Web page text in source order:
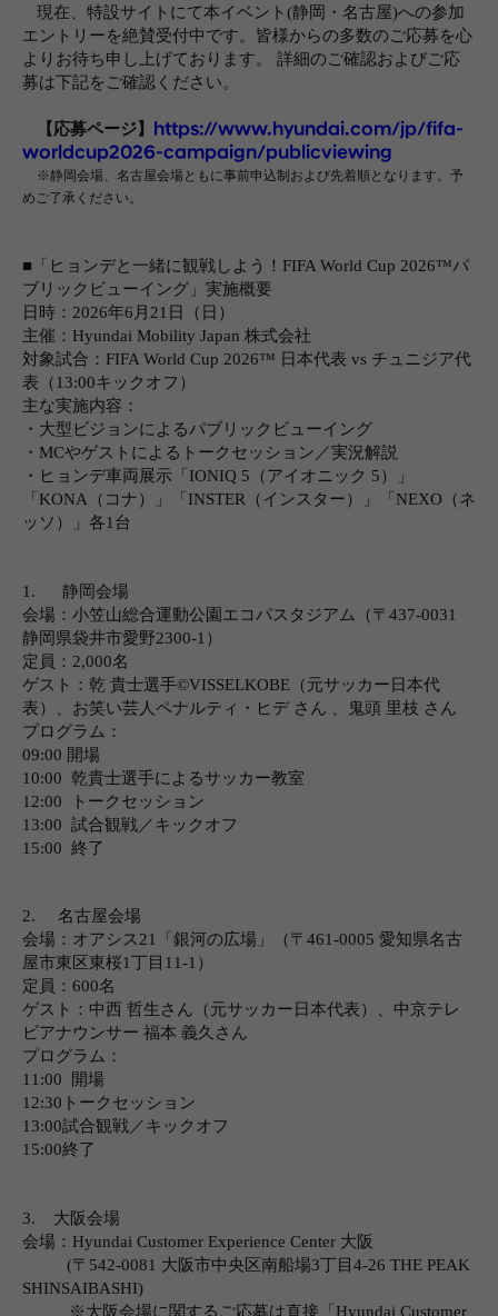
現在、特設サイトにて本イベント(静岡・名古屋)への参加
エントリーを絶賛受付中です。皆様からの多数のご応募を心
よりお待ち申し上げております。 詳細のご確認およびご応
募は下記をご確認ください。
【応募ページ】
https://www.hyundai.com/jp/fifa-
worldcup2026-campaign/publicviewing
※静岡会場、名古屋会場ともに事前申込制および先着順となります。予
めご了承ください。
■「ヒョンデと一緒に観戦しよう！ FIFA World Cup 2026™パ
ブリックビューイング」実施概要
日時： 2026年6 月 21 日（日）
主催： Hyundai Mobility Japan 株式会社
対象試合： FIFA World Cup 2026™ 日本代表 vs チュニジア代
表（13:00キックオフ）
主な実施内容：
・大型ビジョンによるパブリックビューイング
・ MCやゲストによるトークセッション／実況解説
・ヒョンデ車両展示「 IONIQ 5 （アイオニック 5）」
「 KONA （コナ）」「 INSTER （インスター）」「 NEXO （ネ
ッソ）」各1台
1.
静岡会場
会場： 小笠山総合運動公園エコパスタジアム（〒 437-0031
静岡県袋井市愛野2300-1 ）
定員： 2,000名
ゲスト： 乾 貴士選手©︎VISSELKOBE （元サッカー日本代
表）、お笑い芸人ペナルティ・ヒデ さん 、鬼頭 里枝 さん
プログラム：
09:00 開場
10:00 乾貴士選手によるサッカー教室
12:00
トークセッション
13:00 試合観戦／キックオフ
15:00 終了
2.
名古屋会場
会場： オアシス21 「銀河の広場」（〒 461-0005 愛知県名古
屋市東区東桜1丁目 11-1 ）
定員： 600名
ゲスト： 中西 哲生さん（元サッカー日本代表）、中京テレ
ビアナウンサー 福本 義久さん
プログラム：
11:00
開場
12:30 トークセッション
13:00試合観戦／キックオフ
15:00終了
3.
大阪会場
会場： Hyundai Customer Experience Center 大阪
(〒 542-0081 大阪市中央区南船場3丁目 4-26 THE PEAK
SHINSAIBASHI)
※大阪会場に関するご応募は直接「 Hyundai Customer